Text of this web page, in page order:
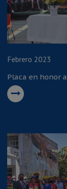
Febrero 2023
Placa en honor